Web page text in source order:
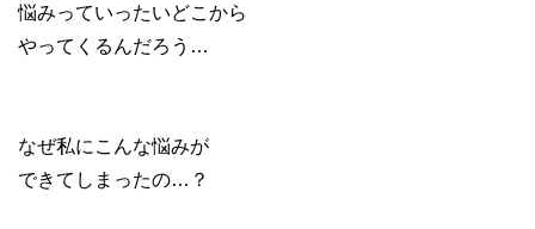
悩みっていったいどこから
やってくるんだろう…
なぜ私にこんな悩みが
できてしまったの…？